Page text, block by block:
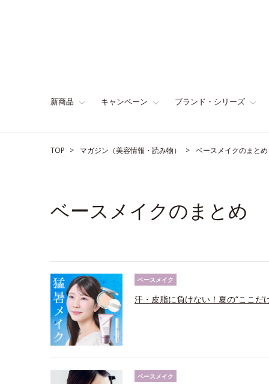
新商品 キャンペーン ブランド・シリーズ
TOP マガジン（美容情報・読み物） ベースメイクのまとめ
ベースメイクのまとめ
ベースメイク
汗・皮脂に負けない！夏の“ここだ
ベースメイク